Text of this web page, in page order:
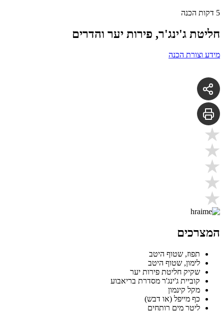
5 דקות הכנה
חליטת ג'ינג'ר, פירות יער והדרים
מידע וצורת הכנה
המצרכים
תפוז, שטוף היטב
לימון, שטוף היטב
שקיק חליטת פירות יער
קוביית ג'ינג'ר מסדרת בריאבוע
מקל קינמון
כף מייפל (או דבש)
ליטר מים רותחים